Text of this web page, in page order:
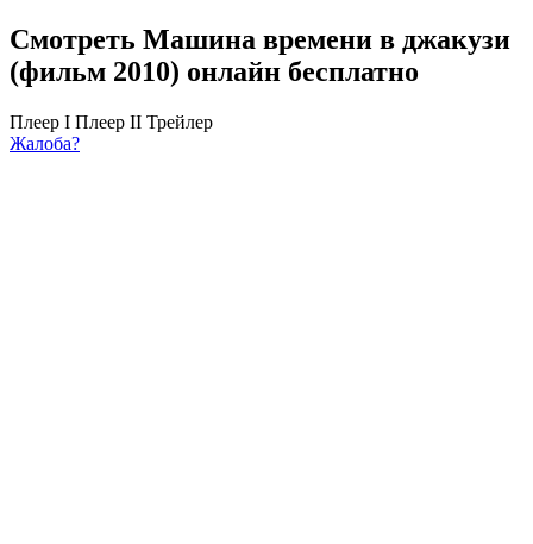
Смотреть Машина времени в джакузи
(фильм 2010) онлайн бесплатно
Плеер I Плеер II Трейлер
Жалоба?